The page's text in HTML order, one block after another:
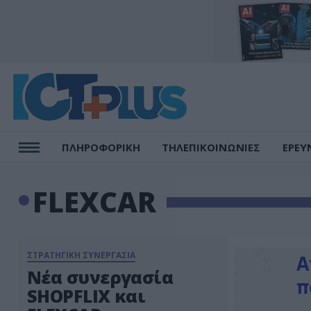
ΠΛΗΡΟΦΟΡΙΚΗ ΤΗΛΕΠΙΚΟΙΝΩΝΙΕΣ
FLEXCAR
ΣΤΡΑΤΗΓΙΚΗ ΣΥΝΕΡΓΑΣΙΑ
Νέα συνεργασία
SHOPFLIX και